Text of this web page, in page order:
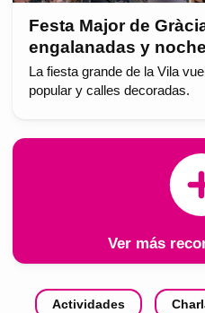
Festa Major de
engalanadas y
La fiesta grande de la Vila
popular y calles decoradas.
Ver más
Actividades